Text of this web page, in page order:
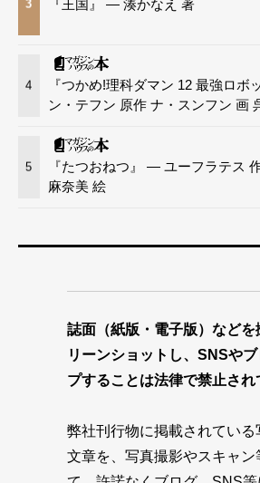
3 『王国』 — 湊かなえ 著
4
『つかめ!理科ダマン 12 最強ロ
ン・テフン 原作 ナ・スンフン 画
5
『たつおねつ』 — ユーフラテス
麻奈美 絵
誌面（紙版・電子版）などを
リーンショットし、SNSや
プすることは法律で禁止され
弊社刊行物に掲載されている
文章を、写真撮影やスキャン